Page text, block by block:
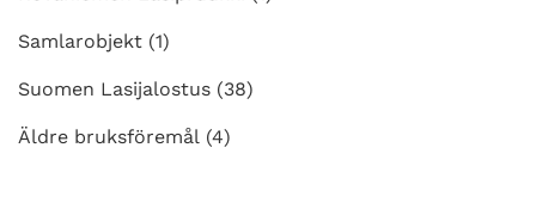
Samlarobjekt (1)
Suomen Lasijalostus (38)
Äldre bruksföremål (4)